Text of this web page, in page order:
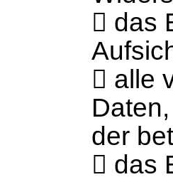
 das
 alle
der
 das